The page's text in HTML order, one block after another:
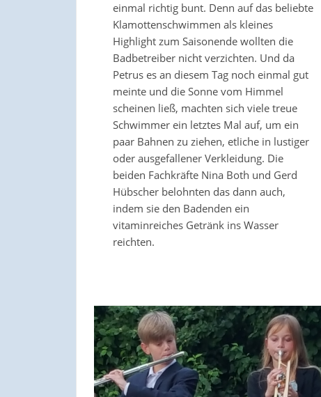
einmal richtig bunt. Denn auf das beliebte
Klamottenschwimmen als kleines
Highlight zum Saisonende wollten die
Badbetreiber nicht verzichten. Und da
Petrus es an diesem Tag noch einmal gut
meinte und die Sonne vom Himmel
scheinen ließ, machten sich viele treue
Schwimmer ein letztes Mal auf, um ein
paar Bahnen zu ziehen, etliche in lustiger
oder ausgefallener Verkleidung. Die
beiden Fachkräfte Nina Both und Gerd
Hübscher belohnten das dann auch,
indem sie den Badenden ein
vitaminreiches Getränk ins Wasser
reichten.